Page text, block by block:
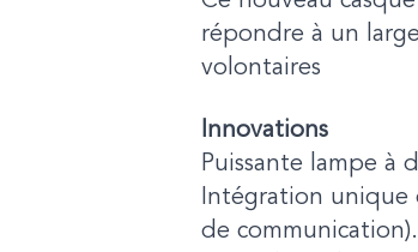
répondre à un
volontaires
Innovations
Puissante lampe à
Intégration unique
de communication).